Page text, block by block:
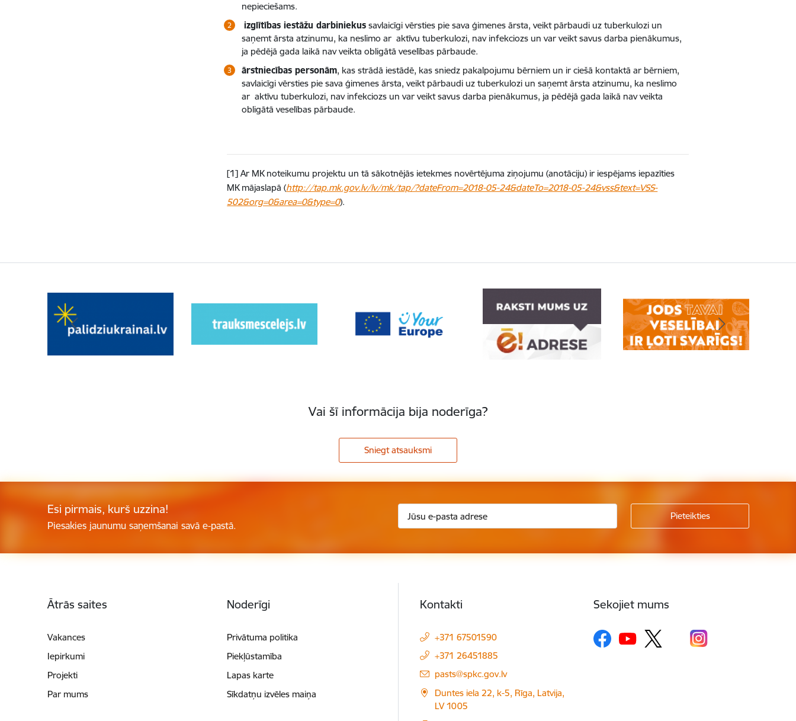
nepieciešams.
izglītības iestāžu darbiniekus savlaicīgi vērsties pie sava ģimenes ārsta, veikt pārbaudi uz tuberkulozi un
saņemt ārsta atzinumu, ka neslimo ar aktīvu tuberkulozi, nav infekciozs un var veikt savus darba pienākumus,
ja pēdējā gada laikā nav veikta obligātā veselības pārbaude.
ārstniecības personām, kas strādā iestādē, kas sniedz pakalpojumu bērniem un ir ciešā kontaktā ar bērniem,
savlaicīgi vērsties pie sava ģimenes ārsta, veikt pārbaudi uz tuberkulozi un saņemt ārsta atzinumu, ka neslimo
ar aktīvu tuberkulozi, nav infekciozs un var veikt savus darba pienākumus, ja pēdējā gada laikā nav veikta
obligātā veselības pārbaude.
[1] Ar MK noteikumu projektu un tā sākotnējās ietekmes novērtējuma ziņojumu (anotāciju) ir iespējams iepazīties
MK mājaslapā (http://tap.mk.gov.lv/lv/mk/tap/?dateFrom=2018-05-24&dateTo=2018-05-24&vss&text=VSS-
502&org=0&area=0&type=0).
Vai šī informācija bija noderīga?
Sniegt atsauksmi
Esi pirmais, kurš uzzina!
Piesakies jaunumu saņemšanai savā e-pastā.
Ātrās saites
Vakances
Iepirkumi
Projekti
Par mums
Noderīgi
Privātuma politika
Piekļūstamība
Lapas karte
Sīkdatņu izvēles maiņa
Kontakti
+371 67501590
+371 26451885
E-pasts:
pasts@spkc.gov.lv
Duntes iela 22, k-5, Rīga, Latvija,
LV 1005
Sekojiet mums